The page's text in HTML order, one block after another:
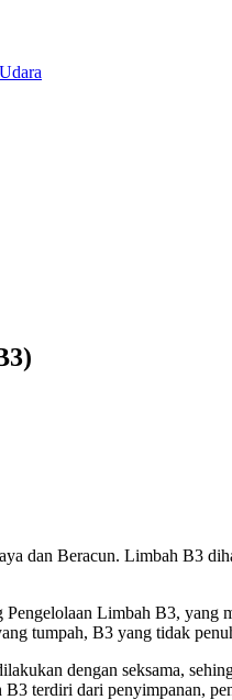
dan Beracun. Limbah B3
Limbah B3,
tumpah, B3 yang tidak
dengan seksama,
terdiri dari penyimpanan,